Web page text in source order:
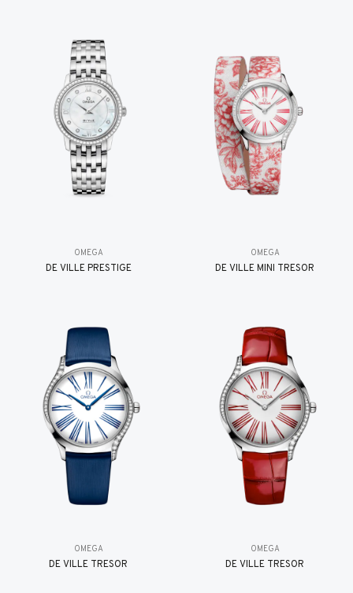
OMEGA
DE VILLE PRESTIGE
OMEGA
DE VILLE MINI TRÉSOR
OMEGA
DE VILLE TRESOR
OMEGA
DE VILLE TRESOR